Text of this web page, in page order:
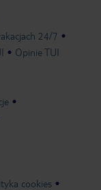
24/7
Opinie TUI
cookies